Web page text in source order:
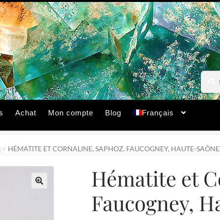
pour :
Achat Mon compte Blog Français
HÉMATITE ET CORNALINE, SAPHOZ, FAUCOGNEY, HAUTE-SAÔNE.
Hématite et
Faucogney,